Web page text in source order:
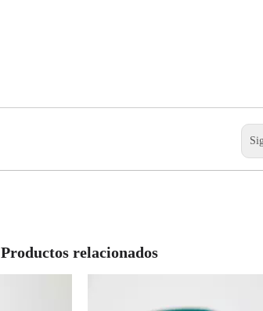
Productos relacionados